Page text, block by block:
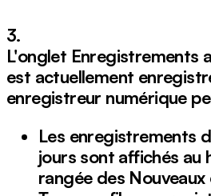
3.
L'onglet Enregistrements
est actuellement
enregistreur numérique
Les enregistrements
jours sont affichés au
rangée des